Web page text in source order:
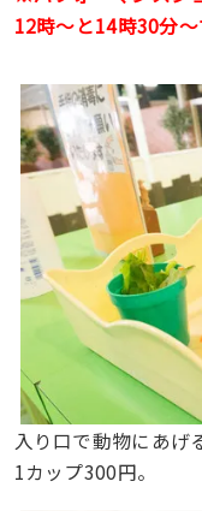
12時〜と14時30分〜
入り口で動物にあげ
1カップ300円。